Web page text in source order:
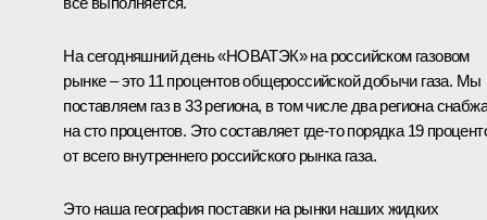
На сегодняшний день «НОВАТЭК» на российском газовом
рынке – это 11 процентов общероссийской добычи газа. Мы
поставляем газ в 33 региона, в том числе два региона
на сто процентов. Это составляет где‑то порядка 19
от всего внутреннего российского рынка газа.
Это наша география поставки на рынки наших жидких